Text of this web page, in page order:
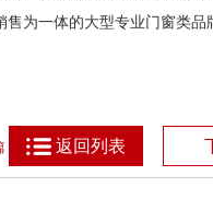
为一体的大型专业门窗类
返回列表